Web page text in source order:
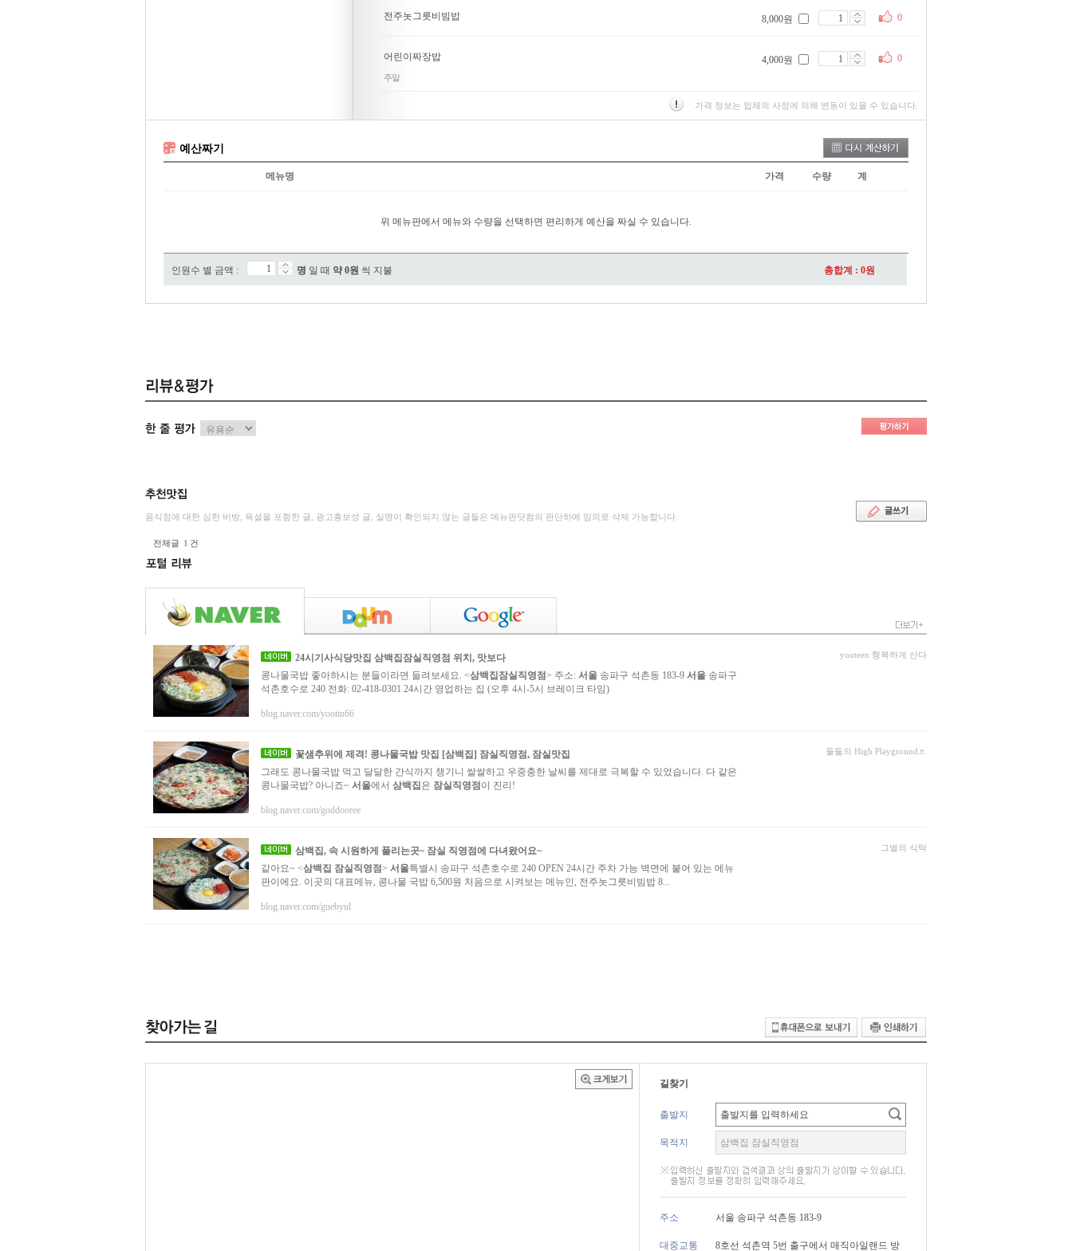
전주놋그릇비빔밥 8,000원 0
어린이짜장밥
주말
4,000원 0
가격 정보는 업체의 사정에 의해 변동이 있을 수 있습니다.
예산짜기
메뉴명 가격 수량 계
위 메뉴판에서 메뉴와 수량을 선택하면 편리하게 예산을 짜실 수 있습니다.
인원수 별 금액 : 명 일 때 약0원 씩 지불 총합계 : 0원
음식점에 대한 심한 비방, 욕설을 포함한 글, 광고홍보성 글, 실명이 확인되지 않는 글들은 메뉴판닷컴의 판단하에 임의로 삭제 가능합니다.
전체글 1 건
24시기사식당맛집 삼백집잠실직영점 위치, 맛보다
콩나물국밥 좋아하시는 분들이라면 들려보세요. <삼백집잠실직영점> 주소: 서울 송파구 석촌동 183-9 서울 송파구
석촌호수로 240 전화: 02-418-0301 24시간 영업하는 집 (오후 4시-5시 브레이크 타임)
blog.naver.com/yootin66
youteen 행복하게 산다
꽃샘추위에 제격! 콩나물국밥 맛집 [삼백집] 잠실직영점, 잠실 맛집
그래도 콩나물국밥 먹고 달달한 간식까지 챙기니 쌀쌀하고 우중충한 날씨를 제대로 극복할 수 있었습니다. 다 같은
콩나물국밥? 아니죠~ 서울에서 삼백집 은 잠실직영점 이 진리!
blog.naver.com/goddooree
둘둘의 High Playground♬
삼백집, 속 시원하게 풀리는곳~ 잠실 직영점에 다녀왔어요~
같아요~ <삼백집 잠실직영점> 서울특별시 송파구 석촌호수로 240 OPEN 24시간 주차 가능 벽면에 붙어 있는 메뉴
판이에요. 이곳의 대표메뉴, 콩나물 국밥 6,500원 처음으로 시켜보는 메뉴인, 전주놋그릇비빔밥 8...
blog.naver.com/guebyul
그별의 식탁
길찾기
출발지
목적지
주소 서울 송파구 석촌동 183-9
대중교통 8호선 석촌역 5번 출구에서 매직아일랜드 방